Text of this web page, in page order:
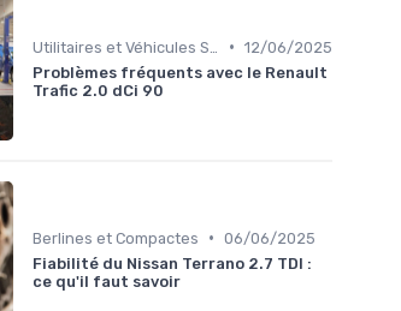
• 12/06/2025
Problèmes fréquents avec le Renault
Trafic 2.0 dCi 90
Berlines et Compactes • 06/06/2025
Fiabilité du Nissan Terrano 2.7 TDI :
ce qu'il faut savoir